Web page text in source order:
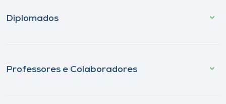
Diplomados
Professores e Colaboradores